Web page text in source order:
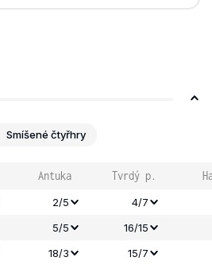
Smíšené čtyřhry
Antuka Tvrdý p.
2/5
4/7
5/5 16/15
18/3 15/7